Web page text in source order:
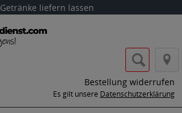
Getränke liefern lassen
Bestellung widerrufen
Es gilt unsere Datenschutzerklärung